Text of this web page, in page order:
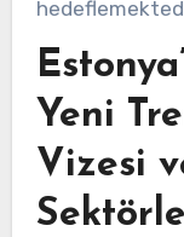
Yeni
Vizesi